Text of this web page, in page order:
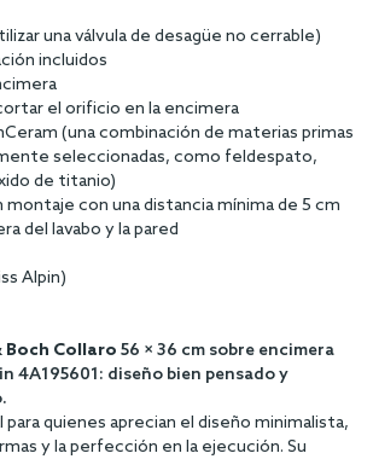
una válvula de desagüe no cerrable)
incluidos
el orificio en la encimera
(una combinación de materias primas
seleccionadas, como feldespato,
de titanio)
montaje con una distancia mínima de 5 cm
del lavabo y la pared
Alpin)
Boch Collaro 56 × 36 cm sobre encimera
4A195601: diseño bien pensado y
para quienes aprecian el diseño minimalista,
y la perfección en la ejecución. Su